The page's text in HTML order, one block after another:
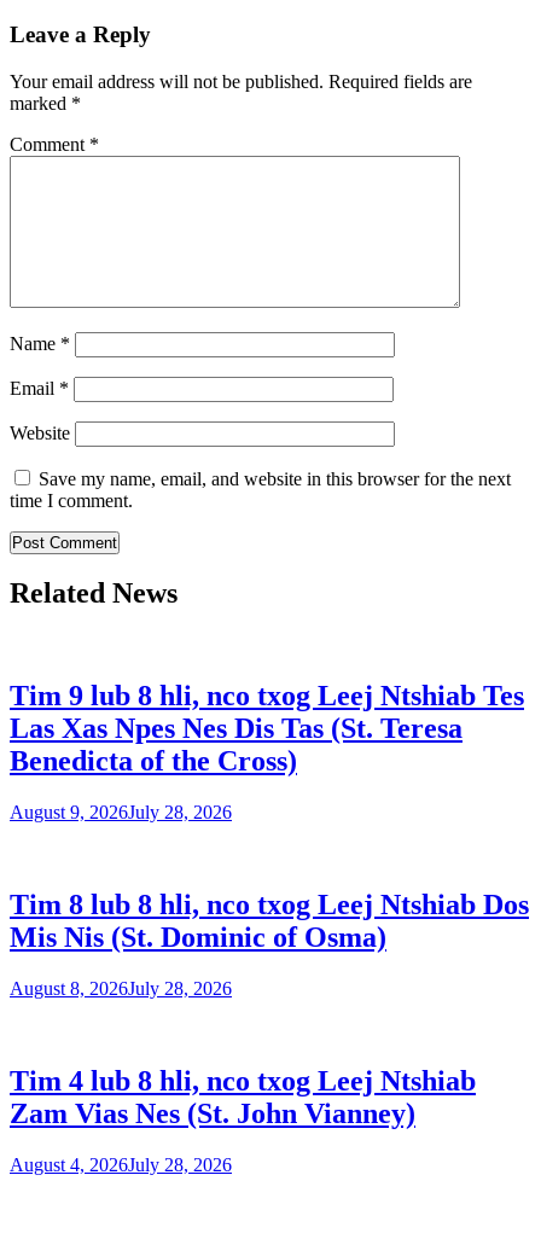
Leave a Reply
Your email address will not be published. Required fields are
marked *
Comment *
Name *
Email *
Website
Save my name, email, and website in this browser for the next
time I comment.
Related News
Tim 9 lub 8 hli, nco txog Leej Ntshiab Tes
Las Xas Npes Nes Dis Tas (St. Teresa
Benedicta of the Cross)
August 9, 2026July 28, 2026
Tim 8 lub 8 hli, nco txog Leej Ntshiab Dos
Mis Nis (St. Dominic of Osma)
August 8, 2026July 28, 2026
Tim 4 lub 8 hli, nco txog Leej Ntshiab
Zam Vias Nes (St. John Vianney)
August 4, 2026July 28, 2026